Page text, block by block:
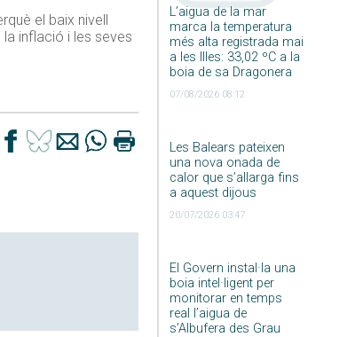
L’aigua de la mar
marca la temperatura
més alta registrada mai
a les Illes: 33,02 ºC a la
boia de sa Dragonera
07/08/2026 08:12
Les Balears pateixen
una nova onada de
calor que s’allarga fins
a aquest dijous
20/07/2026 03:47
El Govern instal·la una
boia intel·ligent per
monitorar en temps
real l’aigua de
s’Albufera des Grau
el baix nivell
inflació i les seves